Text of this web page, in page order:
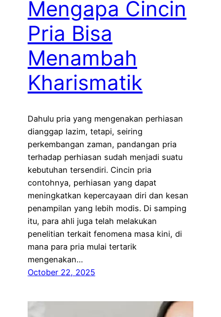
Mengapa Cincin
Pria Bisa
Menambah
Kharismatik
Dahulu pria yang mengenakan perhiasan
dianggap lazim, tetapi, seiring
perkembangan zaman, pandangan pria
terhadap perhiasan sudah menjadi suatu
kebutuhan tersendiri. Cincin pria
contohnya, perhiasan yang dapat
meningkatkan kepercayaan diri dan kesan
penampilan yang lebih modis. Di samping
itu, para ahli juga telah melakukan
penelitian terkait fenomena masa kini, di
mana para pria mulai tertarik
mengenakan…
October 22, 2025